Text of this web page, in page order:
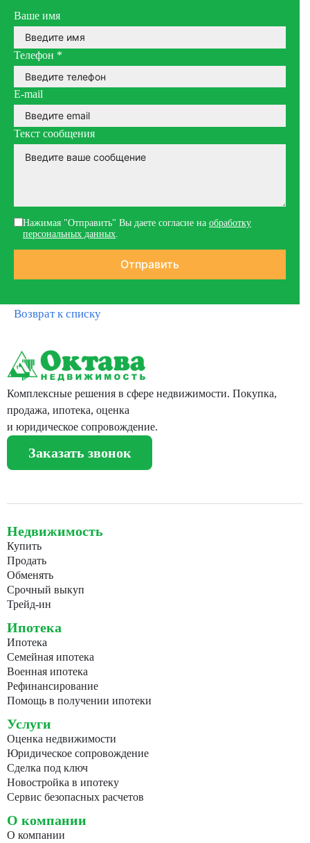
Ваше имя
Телефон *
E-mail
Текст сообщения
Нажимая "Отправить" Вы даете согласие на обработку
персональных данных
Возврат к списку
Комплексные решения в сфере недвижимости. Покупка,
продажа, ипотека, оценка
и юридическое сопровождение.
Заказать звонок
Недвижимость
Купить
Продать
Обменять
Срочный выкуп
Трейд-ин
Ипотека
Ипотека
Семейная ипотека
Военная ипотека
Рефинансирование
Помощь в получении ипотеки
Услуги
Оценка недвижимости
Юридическое сопровождение
Сделка под ключ
Новостройка в ипотеку
Сервис безопасных расчетов
О компании
О компании